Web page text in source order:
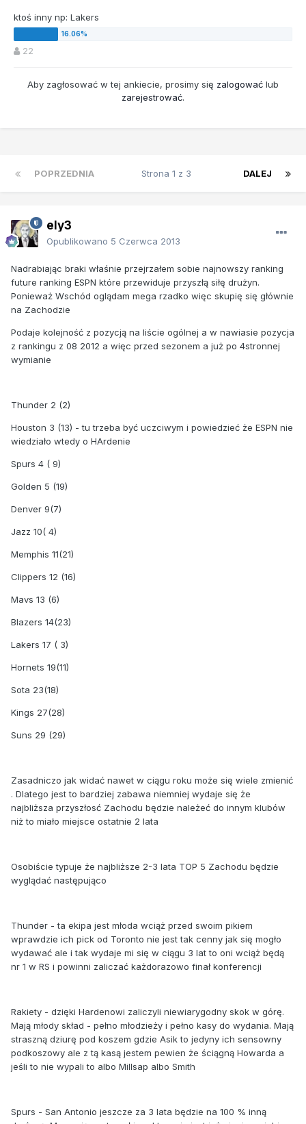
ktoś inny np: Lakers
22
Aby zagłosować w tej ankiecie, prosimy się zalogować lub
zarejestrować.
POPRZEDNIA DALEJ
Strona 1 z 3
ely3
Opublikowano 5 Czerwca 2013
Nadrabiając braki właśnie przejrzałem sobie najnowszy ranking
future ranking ESPN które przewiduje przyszłą siłę drużyn.
Ponieważ Wschód oglądam mega rzadko więc skupię się głównie
na Zachodzie
Podaje kolejność z pozycją na liście ogólnej a w nawiasie pozycja
z rankingu z 08 2012 a więc przed sezonem a już po 4stronnej
wymianie
Thunder 2 (2)
Houston 3 (13) - tu trzeba być uczciwym i powiedzieć że ESPN nie
wiedziało wtedy o HArdenie
Spurs 4 ( 9)
Golden 5 (19)
Denver 9(7)
Jazz 10( 4)
Memphis 11(21)
Clippers 12 (16)
Mavs 13 (6)
Blazers 14(23)
Lakers 17 ( 3)
Hornets 19(11)
Sota 23(18)
Kings 27(28)
Suns 29 (29)
Zasadniczo jak widać nawet w ciągu roku może się wiele zmienić
. Dlatego jest to bardziej zabawa niemniej wydaje się że
najbliższa przyszłosć Zachodu będzie należeć do innym klubów
niż to miało miejsce ostatnie 2 lata
Osobiście typuje że najbliższe 2-3 lata TOP 5 Zachodu będzie
wyglądać następująco
Thunder - ta ekipa jest młoda wciąż przed swoim pikiem
wprawdzie ich pick od Toronto nie jest tak cenny jak się mogło
wydawać ale i tak wydaje mi się w ciągu 3 lat to oni wciąż będą
nr 1 w RS i powinni zaliczać każdorazowo finał konferencji
Rakiety - dzięki Hardenowi zaliczyli niewiarygodny skok w górę.
Mają młody skład - pełno młodzieży i pełno kasy do wydania. Mają
straszną dziurę pod koszem gdzie Asik to jedyny ich sensowny
podkoszowy ale z tą kasą jestem pewien że ściągną Howarda a
jeśli to nie wypali to albo Millsap albo Smith
Spurs - San Antonio jeszcze za 3 lata będzie na 100 % inną